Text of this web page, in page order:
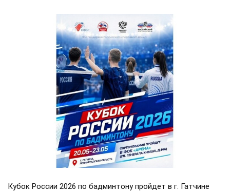
Кубок России 2026 по бадминтону пройдет в г. Гатчине